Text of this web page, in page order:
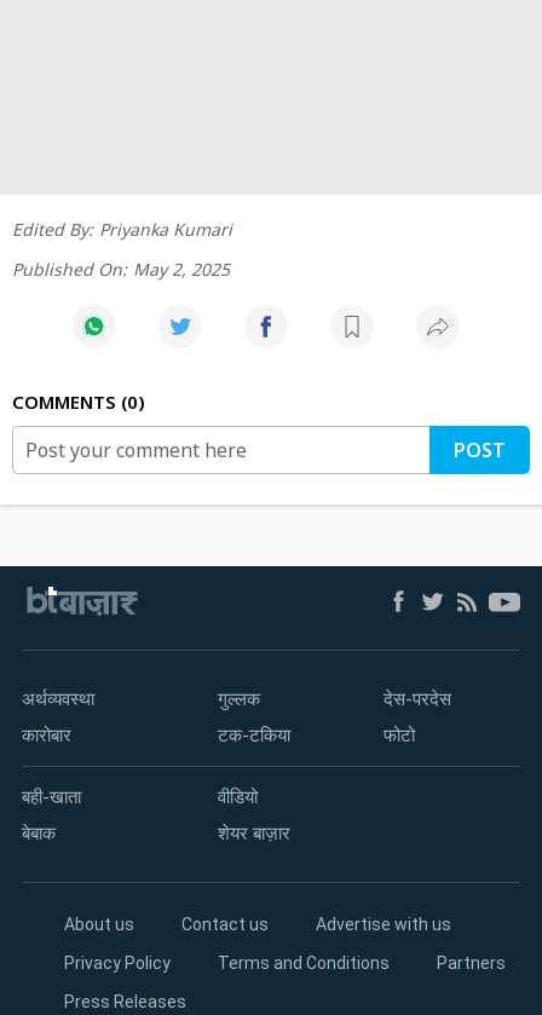
Edited By: Priyanka Kumari
Published On: May 2, 2025
COMMENTS 0
POST
अर्थव्यवस्था
कारोबार
गुल्लक
टक-टकिया
देस-परदेस
फोटो
बही-खाता
बेबाक
वीडियो
शेयर बाज़ार
About us Contact us
Advertise with us
Privacy Policy
Terms and Conditions
Partners
Press Releases